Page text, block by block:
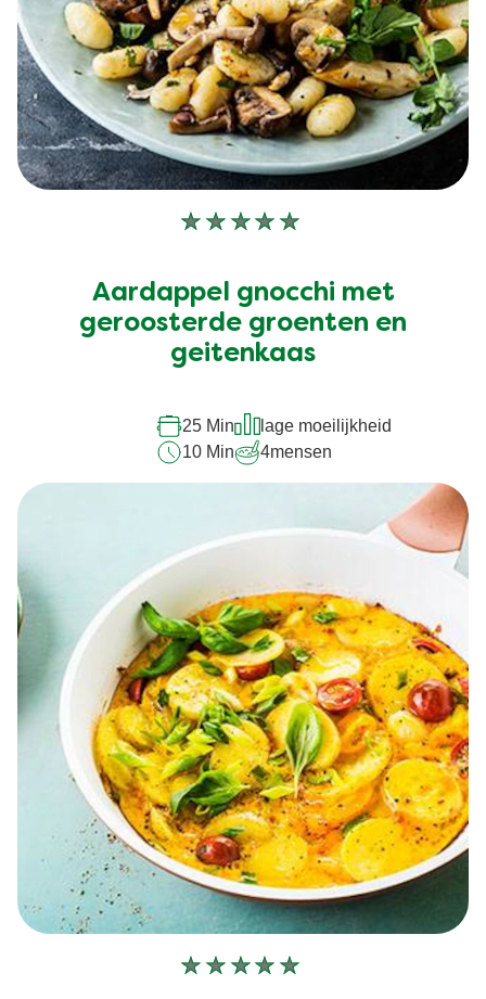
Geen
voor
deze
recipe
Aardappel gnocchi met
geroosterde groenten en
geitenkaas
25 Min
lage moeilijkheid
10 Min
4mensen
Geen